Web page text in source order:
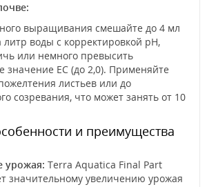
выращивания смешайте до 4 мл
литр воды с корректировкой pH,
или немного превысить
значение EC (до 2,0). Применяйте
листьев или до
созревания, что может занять от 10
и преимущества
урожая: Terra Aquatica Final Part
значительному увеличению урожая